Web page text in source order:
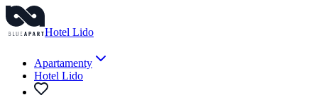
Hotel Lido
Apartamenty
Hotel Lido